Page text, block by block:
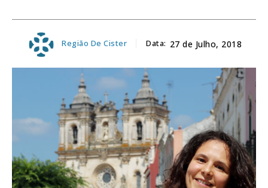
Região De Cister Data: 27 de Julho, 2018